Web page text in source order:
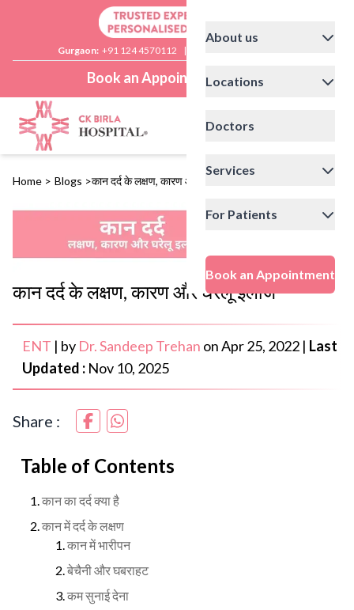
Gurgaon: +91 124 4570112 |
Book an Appointment
About us
Locations
Doctors
Services
For Patients
Book an Appointment
Home > Blogs >कान दर्द के लक्षण, कारण और घरेलू इलाज
कान दर्द के लक्षण, कारण और घरेलू इलाज
ENT | by Dr. Sandeep Trehan onApr 25, 2022 | Last
Updated : Nov 10, 2025
Share :
Table of Contents
कान का दर्द क्या है
कान में दर्द के लक्षण
कान में भारीपन
बेचैनी और घबराहट
कम सुनाई देना